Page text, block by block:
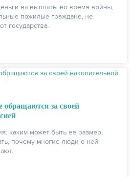
на выплаты во время войны,
пожилые граждане, не
государства.
обращаются за своей
каким может быть ее размер,
почему многие люди о ней